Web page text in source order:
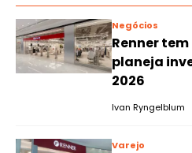
Negócios
Renner
planeja
2026
Ivan Ryngelblum
Varejo